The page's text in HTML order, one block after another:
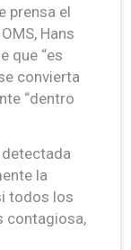
prensa el
Hans
que “es
convierta
“dentro
detectada
la
todos los
contagiosa,